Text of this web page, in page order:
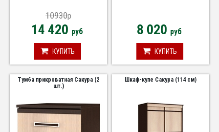
10930p
14 420 руб
КУПИТЬ
8 020 руб
КУПИТЬ
Тумба прикроватная Сакура (2
шт.)
Шкаф-купе Сакура (114 см)